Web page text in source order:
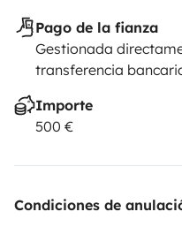
Pago de la fianza
Gestionada
transferencia
Importe
500 €
Condiciones de